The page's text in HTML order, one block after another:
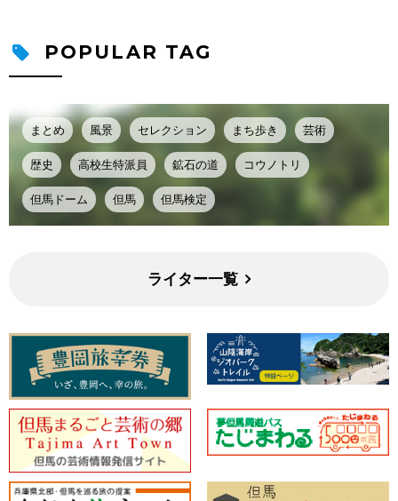
POPULAR TAG
まとめ 風景 セレクション まち歩き 芸術
歴史 高校生特派員 鉱石の道 コウノトリ
但馬ドーム 但馬 但馬検定
ライター一覧